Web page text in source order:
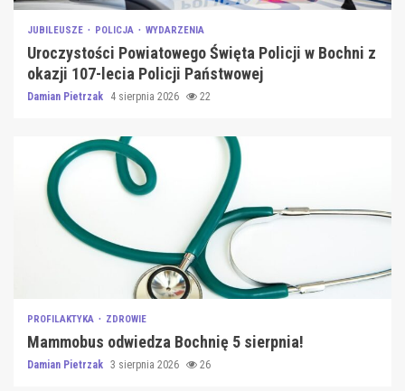
JUBILEUSZE POLICJA WYDARZENIA
Uroczystości Powiatowego Święta Policji w Bochni z
okazji 107-lecia Policji Państwowej
Damian Pietrzak 4 sierpnia 2026 22
PROFILAKTYKA ZDROWIE
Mammobus odwiedza Bochnię 5 sierpnia!
Damian Pietrzak 3 sierpnia 2026 26